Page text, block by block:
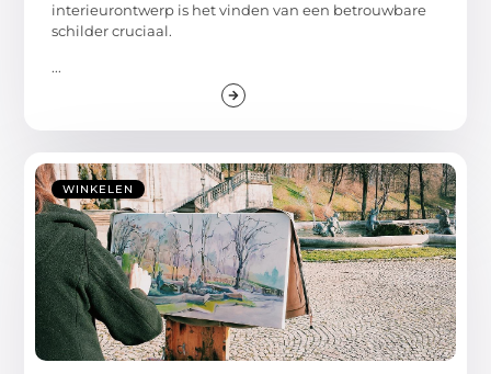
interieurontwerp is het vinden van een betrouwbare
schilder cruciaal.
...
WINKELEN